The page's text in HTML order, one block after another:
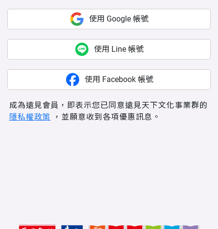
使用 Google 帳號
使用 Line 帳號
使用 Facebook 帳號
成為遠見會員，即表示您已同意遠見天下文化事業群的
隱私權政策 ，並願意收到各項優惠訊息。